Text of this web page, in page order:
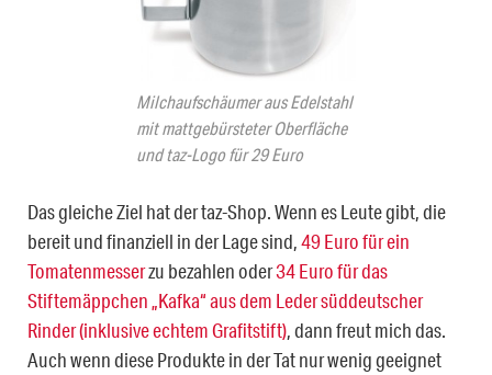
Milchaufschäumer aus Edelstahl
mit mattgebürsteter Oberfläche
und taz-Logo für 29 Euro
Das gleiche Ziel hat der taz-Shop. Wenn es Leute gibt, die
bereit und finanziell in der Lage sind,49 Euro für ein
Tomatenmesserzu bezahlen oder34 Euro für das
Stiftemäppchen „Kafka“ aus dem Leder süddeutscher
Rinder (inklusive echtem Grafitstift), dann freut mich das.
Auch wenn diese Produkte in der Tat nur wenig geeignet